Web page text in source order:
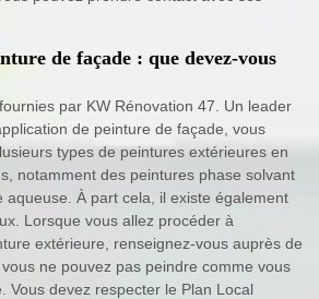
de façade : que devez-vous
par KW Rénovation 47. Un leader
de peinture de façade, vous
types de peintures extérieures en
notamment des peintures phase solvant
aqueuse. À part cela, il existe également
Lorsque vous allez procéder à
extérieure, renseignez-vous auprès de
ne pouvez pas peindre comme vous
Vous devez respecter le Plan Local